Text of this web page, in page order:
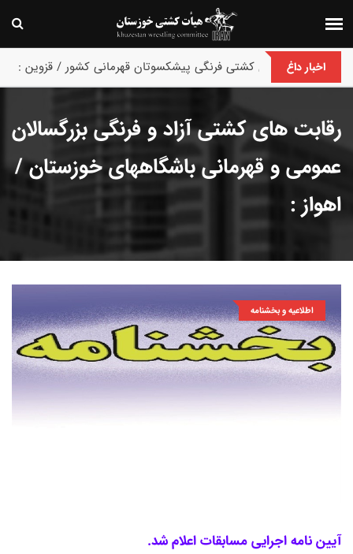
اخبار داغ
پایان رقابت های کشتی فرنگی پیشکسوتان قهرمانی کشور / قزوین :
رقابت های کشتی آزاد و فرنگی بزرگسالان
عمومی و قهرمانی باشگاههای خوزستان /
اهواز :
اطلاعیه و بخشنامه
آیین نامه اجرایی مسابقات اعلام شد.